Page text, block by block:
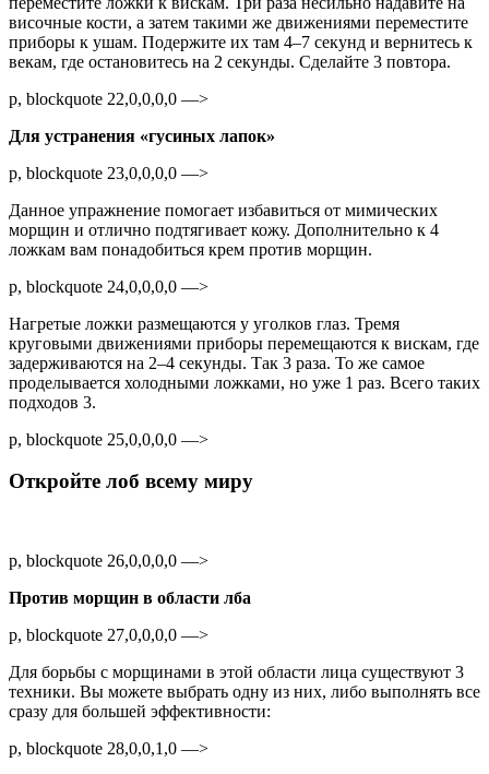
височные кости, а затем такими же движениями переместите
приборы к ушам. Подержите их там 4–7 секунд и вернитесь к
векам, где остановитесь на 2 секунды. Сделайте 3 повтора.
p, blockquote 22,0,0,0,0 —>
Для устранения «гусиных лапок»
p, blockquote 23,0,0,0,0 —>
Данное упражнение помогает избавиться от мимических
морщин и отлично подтягивает кожу. Дополнительно к 4
ложкам вам понадобиться крем против морщин.
p, blockquote 24,0,0,0,0 —>
Нагретые ложки размещаются у уголков глаз. Тремя
круговыми движениями приборы перемещаются к вискам, где
задерживаются на 2–4 секунды. Так 3 раза. То же самое
проделывается холодными ложками, но уже 1 раз. Всего таких
подходов 3.
p, blockquote 25,0,0,0,0 —>
Откройте лоб всему миру
p, blockquote 26,0,0,0,0 —>
Против морщин в области лба
p, blockquote 27,0,0,0,0 —>
Для борьбы с морщинами в этой области лица существуют 3
техники. Вы можете выбрать одну из них, либо выполнять все
сразу для большей эффективности:
p, blockquote 28,0,0,1,0 —>